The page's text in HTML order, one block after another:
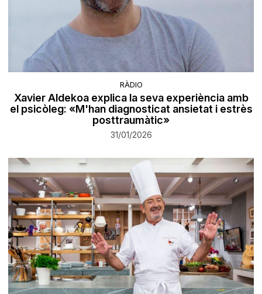
RÀDIO
Xavier Aldekoa explica la seva experiència amb
el psicòleg: «M'han diagnosticat ansietat i estrès
posttraumàtic»
31/01/2026